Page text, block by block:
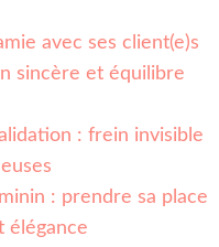
avec ses client(e)s
sincère et équilibre
: frein invisible
: prendre sa place
élégance